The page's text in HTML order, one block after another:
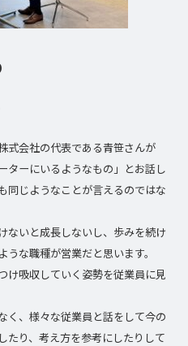
式会社の代表である青笹さんが
ターにいるようなもの」とお話し
同じようなことが言えるのではな
ないと成長しないし、歩みを続け
な職種が営業だと思います。
け吸収していく姿勢を従業員に見
く、様々な従業員と話をして今の
たり、考え方を参考にしたりして